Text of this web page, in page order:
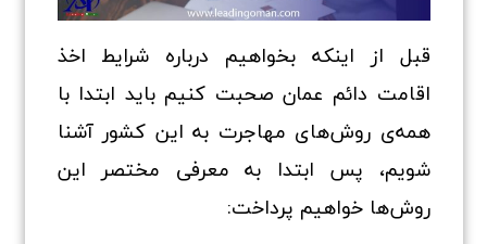
قبل از اینکه بخواهیم درباره شرایط اخذ
اقامت دائم عمان صحبت کنیم باید ابتدا با
همه‌ی روش‌های مهاجرت به این کشور آشنا
شویم، پس ابتدا به معرفی مختصر این
روش‌ها خواهیم پرداخت: